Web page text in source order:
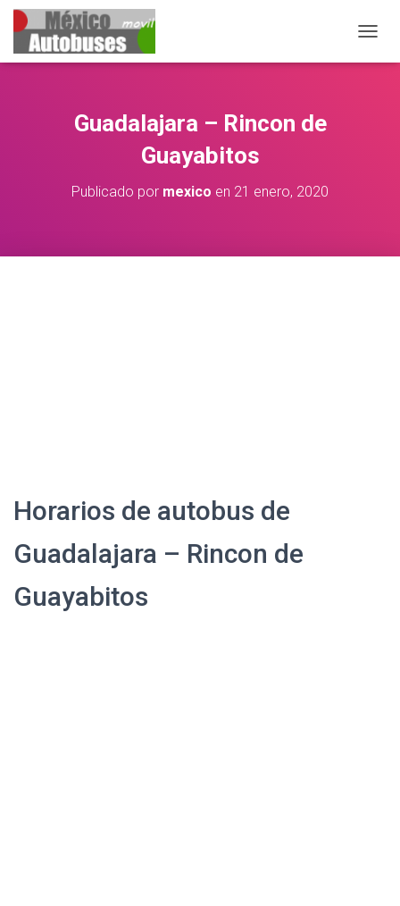
Guadalajara – Rincon de
Guayabitos
Publicado por mexico en 21 enero, 2020
Horarios de autobus de
Guadalajara – Rincon de
Guayabitos